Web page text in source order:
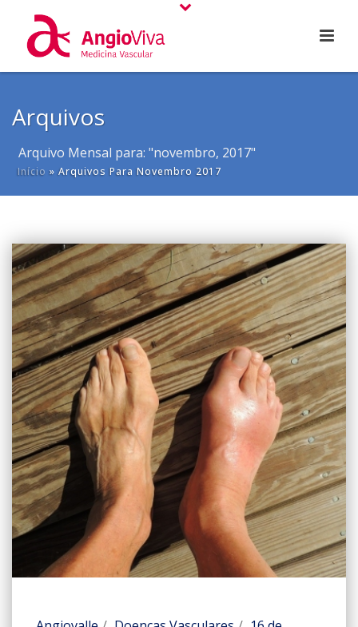
Arquivos
Arquivo Mensal para: "novembro, 2017"
Início »Arquivos Para Novembro 2017